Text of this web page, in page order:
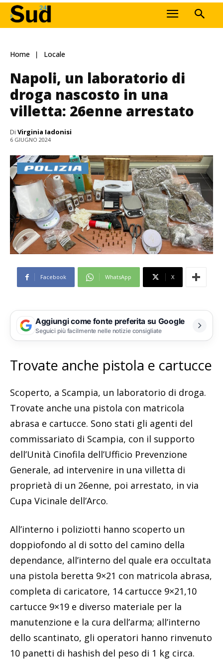
Home Locale
Napoli, un laboratorio di
droga nascosto in una
villetta: 26enne arrestato
Di Virginia Iadonisi
6 GIUGNO 2024
Facebook WhatsApp X
Aggiungi come fonte preferita su Google
Seguici più facilmente nelle notizie consigliate
Trovate anche pistola e cartucce
Scoperto, a Scampia, un laboratorio di droga.
Trovate anche una pistola con matricola
abrasa e cartucce. Sono stati gli agenti del
commissariato di Scampia, con il supporto
dell’Unità Cinofila dell’Ufficio Prevenzione
Generale, ad intervenire in una villetta di
proprietà di un 26enne, poi arrestato, in via
Cupa Vicinale dell’Arco.
All’interno i poliziotti hanno scoperto un
doppiofondo al di sotto del camino della
dependance, all’interno del quale era occultata
una pistola beretta 9×21 con matricola abrasa,
completa di caricatore, 14 cartucce 9×21,10
cartucce 9×19 e diverso materiale per la
manutenzione e la cura dell’arma; all’interno
dello scantinato, gli operatori hanno rinvenuto
10 panetti di hashish del peso di 1 kg circa.